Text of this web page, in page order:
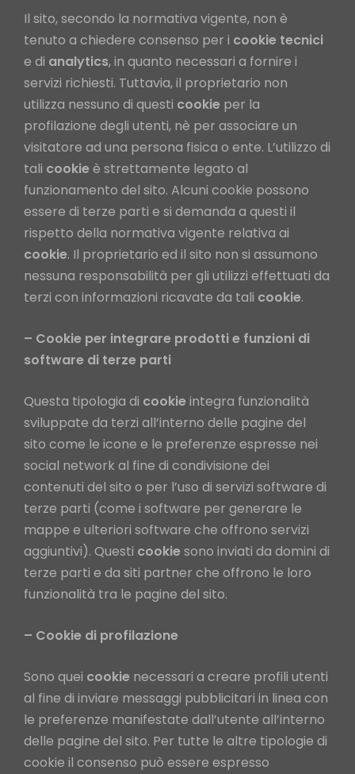
Il sito, secondo la normativa vigente, non è
tenuto a chiedere consenso per i cookie tecnici
e di analytics, in quanto necessari a fornire i
servizi richiesti. Tuttavia, il proprietario non
utilizza nessuno di questi cookie per la
profilazione degli utenti, nè per associare un
visitatore ad una persona fisica o ente. L’utilizzo di
tali cookie è strettamente legato al
funzionamento del sito. Alcuni cookie possono
essere di terze parti e si demanda a questi il
rispetto della normativa vigente relativa ai
cookie. Il proprietario ed il sito non si assumono
nessuna responsabilità per gli utilizzi effettuati da
terzi con informazioni ricavate da tali cookie.
– Cookie per integrare prodotti e funzioni di
software di terze parti
Questa tipologia di cookie integra funzionalità
sviluppate da terzi all’interno delle pagine del
sito come le icone e le preferenze espresse nei
social network al fine di condivisione dei
contenuti del sito o per l’uso di servizi software di
terze parti (come i software per generare le
mappe e ulteriori software che offrono servizi
aggiuntivi). Questi cookie sono inviati da domini di
terze parti e da siti partner che offrono le loro
funzionalità tra le pagine del sito.
– Cookie di profilazione
Sono quei cookie necessari a creare profili utenti
al fine di inviare messaggi pubblicitari in linea con
le preferenze manifestate dall’utente all’interno
delle pagine del sito. Per tutte le altre tipologie di
cookie il consenso può essere espresso